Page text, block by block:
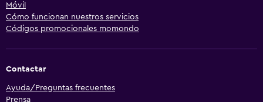
Móvil
Cómo funcionan nuestros servicios
Códigos promocionales momondo
Contactar
Ayuda/Preguntas frecuentes
Prensa